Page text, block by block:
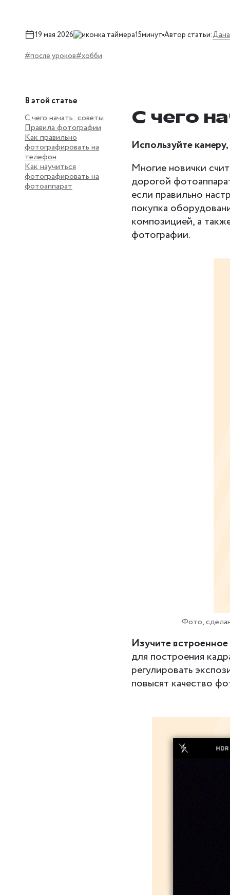
19 мая 2026 15минут Автор статьи:
#после уроков#хобби
В этой статье
С чего начать: советы
Правила фотографии
Как правильно
фотографировать на
телефон
Как научиться
фотографировать на
фотоаппарат
С чего
Используйте
Многие новички
дорогой
если правильно
покупка
композицией, а
фотографии.
Фото,
Изучите
для построения
регулировать
повысят качество